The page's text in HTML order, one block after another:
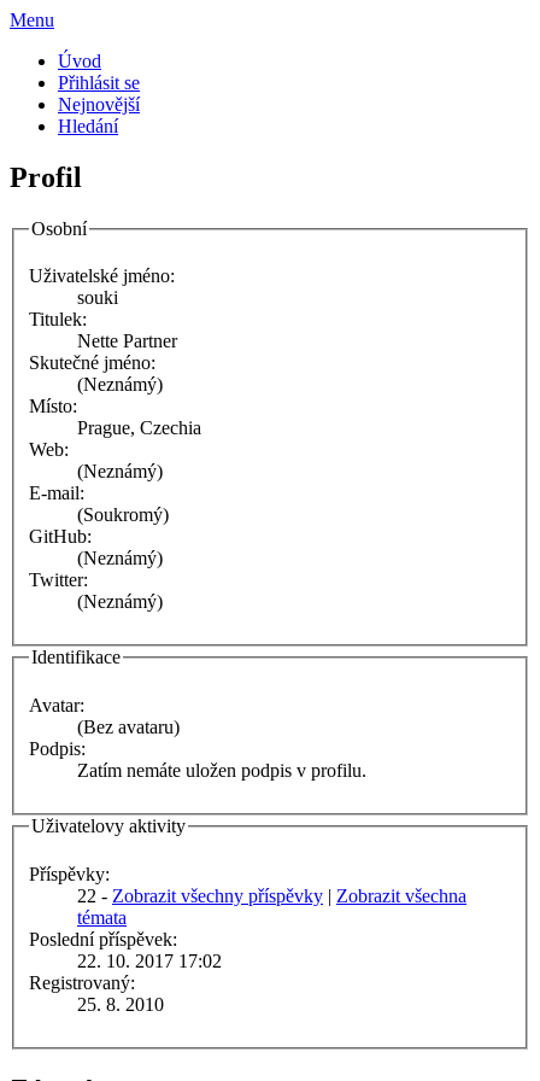
Menu
Úvod
Přihlásit se
Nejnovější
Hledání
Profil
Osobní
Uživatelské jméno:
souki
Titulek:
Nette Partner
Skutečné jméno:
(Neznámý)
Místo:
Prague, Czechia
Web:
(Neznámý)
E-mail:
(Soukromý)
GitHub:
(Neznámý)
Twitter:
(Neznámý)
Identifikace
Avatar:
(Bez avataru)
Podpis:
Zatím nemáte uložen podpis v profilu.
Uživatelovy aktivity
Příspěvky:
22 - Zobrazit všechny příspěvky | Zobrazit všechna
témata
Poslední příspěvek:
22. 10. 2017 17:02
Registrovaný:
25. 8. 2010